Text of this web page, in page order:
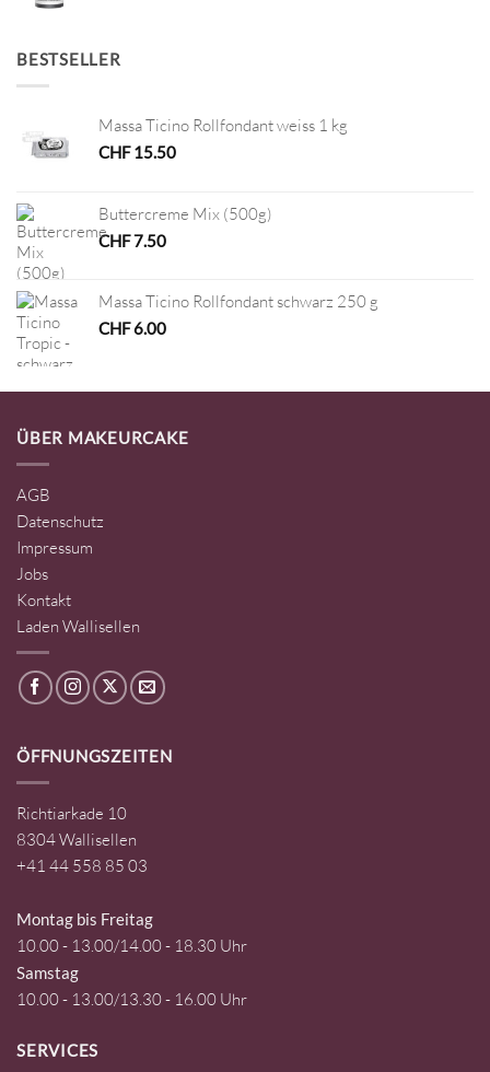
BESTSELLER
Massa Ticino Rollfondant weiss 1 kg
CHF15.50
Buttercreme Mix (500g)
CHF7.50
Massa Ticino Rollfondant schwarz 250 g
CHF6.00
ÜBER MAKEURCAKE
AGB
Datenschutz
Impressum
Jobs
Kontakt
Laden Wallisellen
ÖFFNUNGSZEITEN
Richtiarkade 10
8304 Wallisellen
+41 44 558 85 03
Montag bis Freitag
10.00 - 13.00/14.00 - 18.30 Uhr
Samstag
10.00 - 13.00/13.30 - 16.00 Uhr
SERVICES